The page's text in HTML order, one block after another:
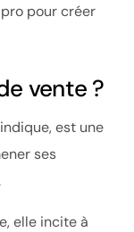
pour créer
vente ?
est une
ses
elle incite à